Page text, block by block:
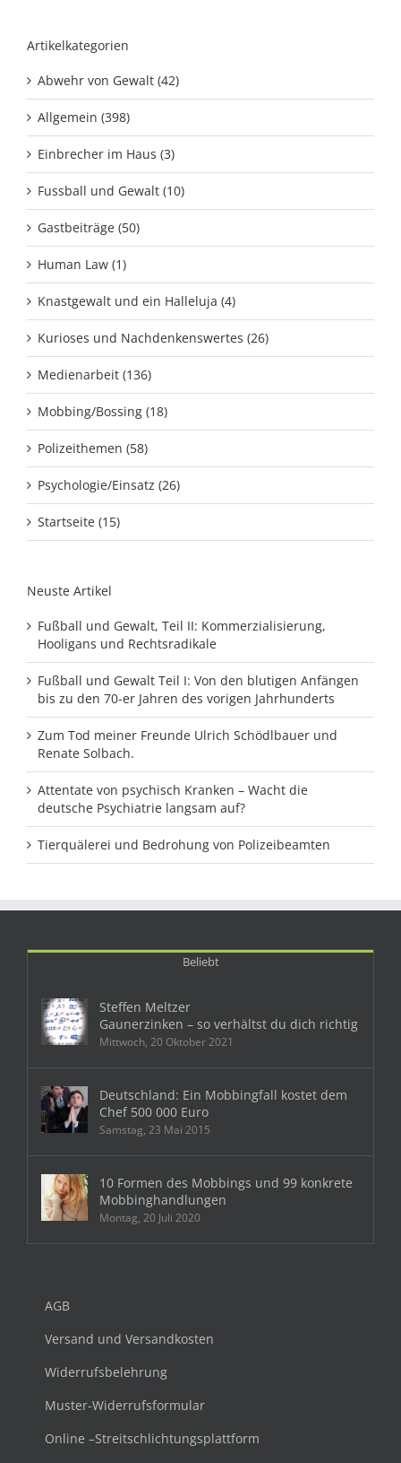
Artikelkategorien
Abwehr von Gewalt (42)
Allgemein (398)
Einbrecher im Haus (3)
Fussball und Gewalt (10)
Gastbeiträge (50)
Human Law (1)
Knastgewalt und ein Halleluja (4)
Kurioses und Nachdenkenswertes (26)
Medienarbeit (136)
Mobbing/Bossing (18)
Polizeithemen (58)
Psychologie/Einsatz (26)
Startseite (15)
Neuste Artikel
Fußball und Gewalt, Teil II: Kommerzialisierung,
Hooligans und Rechtsradikale
Fußball und Gewalt Teil I: Von den blutigen Anfängen
bis zu den 70-er Jahren des vorigen Jahrhunderts
Zum Tod meiner Freunde Ulrich Schödlbauer und
Renate Solbach.
Attentate von psychisch Kranken – Wacht die
deutsche Psychiatrie langsam auf?
Tierquälerei und Bedrohung von Polizeibeamten
Beliebt
Steffen Meltzer
Gaunerzinken – so verhältst du dich richtig
Mittwoch, 20 Oktober 2021
Deutschland: Ein Mobbingfall kostet dem
Chef 500 000 Euro
Samstag, 23 Mai 2015
10 Formen des Mobbings und 99 konkrete
Mobbinghandlungen
Montag, 20 Juli 2020
AGB
Versand und Versandkosten
Widerrufsbelehrung
Muster-Widerrufsformular
Online –Streitschlichtungsplattform